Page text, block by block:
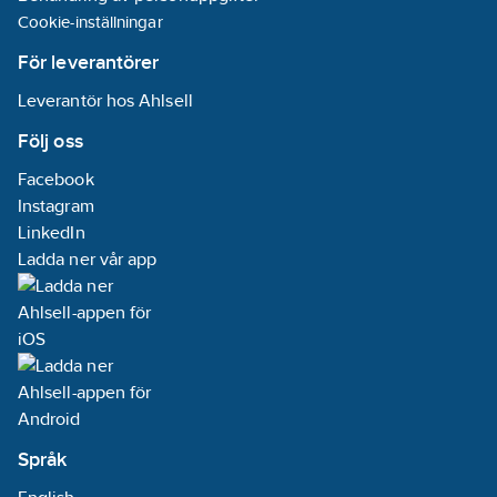
Cookie-inställningar
För leverantörer
Leverantör hos Ahlsell
Följ oss
Facebook
Instagram
LinkedIn
Ladda ner vår app
Språk